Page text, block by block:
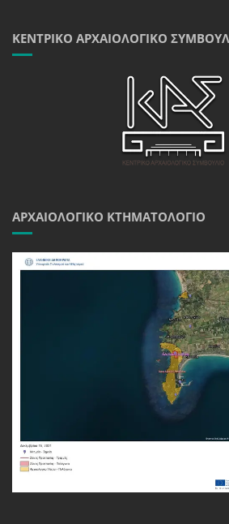
ΚΕΝΤΡΙΚΌ ΑΡΧΑΙΟΛΟΓΙΚΌ
ΑΡΧΑΙΟΛΟΓΙΚΌ ΚΤΗΜΑΤΟΛΌΓΙΟ